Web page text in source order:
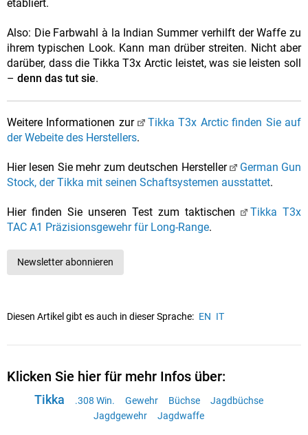
etabliert.
Also: Die Farbwahl à la Indian Summer verhilft der Waffe zu
ihrem typischen Look. Kann man drüber streiten. Nicht aber
darüber, dass die Tikka T3x Arctic leistet, was sie leisten soll
– denn das tut sie.
Weitere Informationen zur
Tikka T3x Arctic finden Sie auf
der Webeite des Herstellers.
Hier lesen Sie mehr zum deutschen Hersteller
German Gun
Stock, der Tikka mit seinen Schaftsystemen ausstattet.
Hier finden Sie unseren Test zum taktischen
Tikka T3x
TAC A1 Präzisionsgewehr für Long-Range.
Newsletter abonnieren
Diesen Artikel gibt es auch in dieser Sprache: EN IT
Klicken Sie hier für mehr Infos über:
Tikka .308 Win. Gewehr Büchse
Jagdbüchse
Jagdgewehr
Jagdwaffe